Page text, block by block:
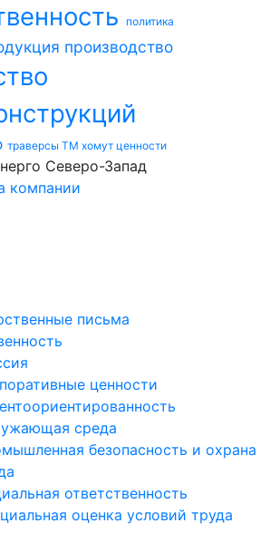
политика
производство
траверсы ТМ хомут ценности
Северо-Запад
компании
письма
ценности
среда
безопасность и охрана
ответственность
оценка условий труда